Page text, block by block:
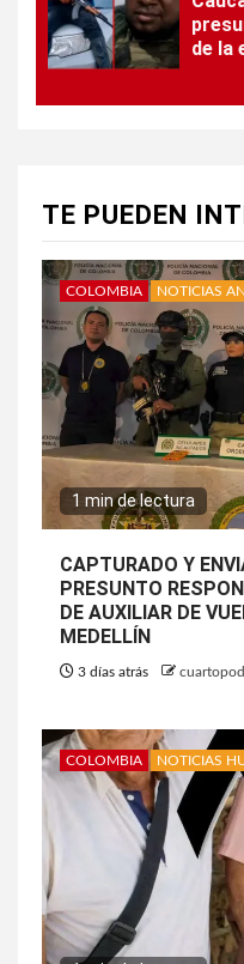
de la
TE PUEDEN
COLOMBIA NOTICIAS
1 min de lectura
CAPTURADO Y
PRESUNTO
DE AUXILIAR DE
MEDELLÍN
3 días atrás
COLOMBIA NOTICIAS